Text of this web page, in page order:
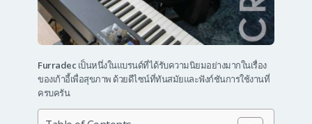
Furradec เป็นหนึ่งในแบรนด์ที่ได้รับความนิยมอย่างมากในเรื่อง
ของเก้าอี้เพื่อสุขภาพ ด้วยดีไซน์ที่ทันสมัยและฟังก์ชันการใช้งานที่
ครบครัน